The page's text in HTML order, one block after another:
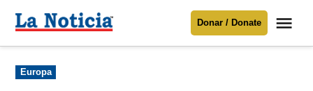
Para mantenerte informado necesitamos
contenido
Noticia
Donar / Donate
Publicado
en
Europa